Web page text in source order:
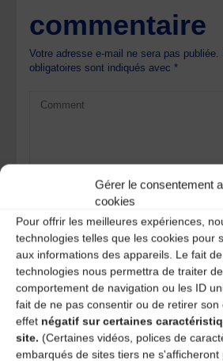
Gérer le consentement
cookies
Pour offrir les meilleures expériences,
technologies telles que les cookies pour
aux informations des appareils. Le fait
technologies nous permettra de traiter
comportement de navigation ou les ID
fait de ne pas consentir ou de retirer son
effet négatif sur certaines
site. (Certaines vidéos, polices de
embarqués de sites tiers ne s'afficheront
commentaire
Votre adresse e-mail ne sera pas publiée.
obligatoires sont indiqués avec*
Save my name, email, and site URL
time I post a comment.